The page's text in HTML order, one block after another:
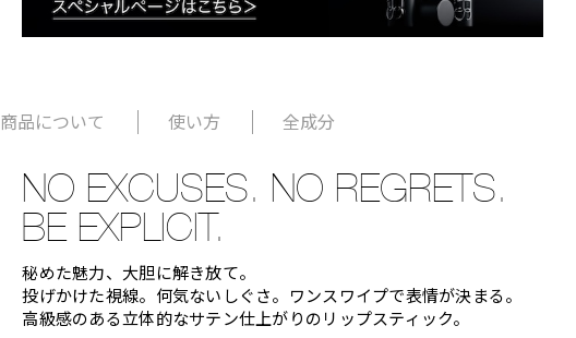
商品について 使い方 全成分
NO EXCUSES. NO REGRETS.
BE EXPLICIT.
秘めた魅力、大胆に解き放て。
投げかけた視線。何気ないしぐさ。ワンスワイプで表情が決まる。
高級感のある立体的なサテン仕上がりのリップスティック。